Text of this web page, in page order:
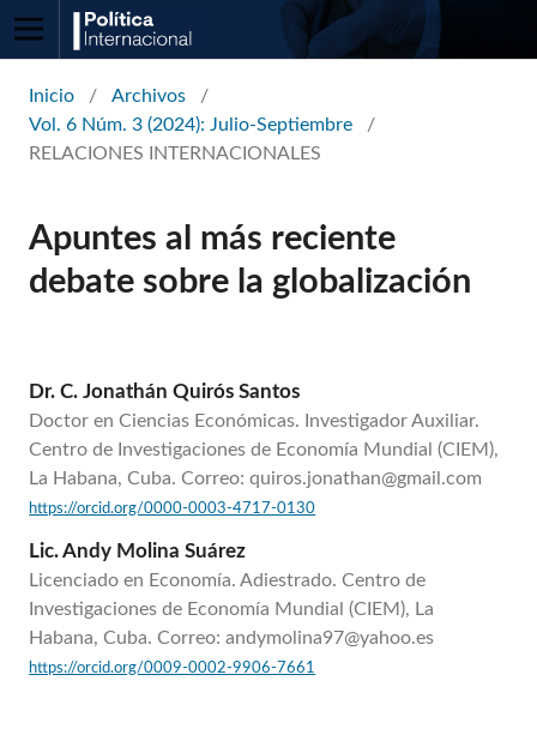
Inicio / Archivos
/
Vol. 6 Núm. 3 (2024): Julio-Septiembre
/
RELACIONES INTERNACIONALES
Apuntes al más reciente
debate sobre la globalización
Dr. C. Jonathán Quirós Santos
Doctor en Ciencias Económicas. Investigador Auxiliar.
Centro de Investigaciones de Economía Mundial (CIEM),
La Habana, Cuba. Correo: quiros.jonathan@gmail.com
https://orcid.org/0000-0003-4717-0130
Lic. Andy Molina Suárez
Licenciado en Economía. Adiestrado. Centro de
Investigaciones de Economía Mundial (CIEM), La
Habana, Cuba. Correo: andymolina97@yahoo.es
https://orcid.org/0009-0002-9906-7661